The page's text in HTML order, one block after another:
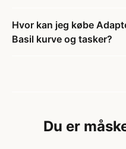
Hvor kan jeg købe
Basil kurve og tasker?
Du er